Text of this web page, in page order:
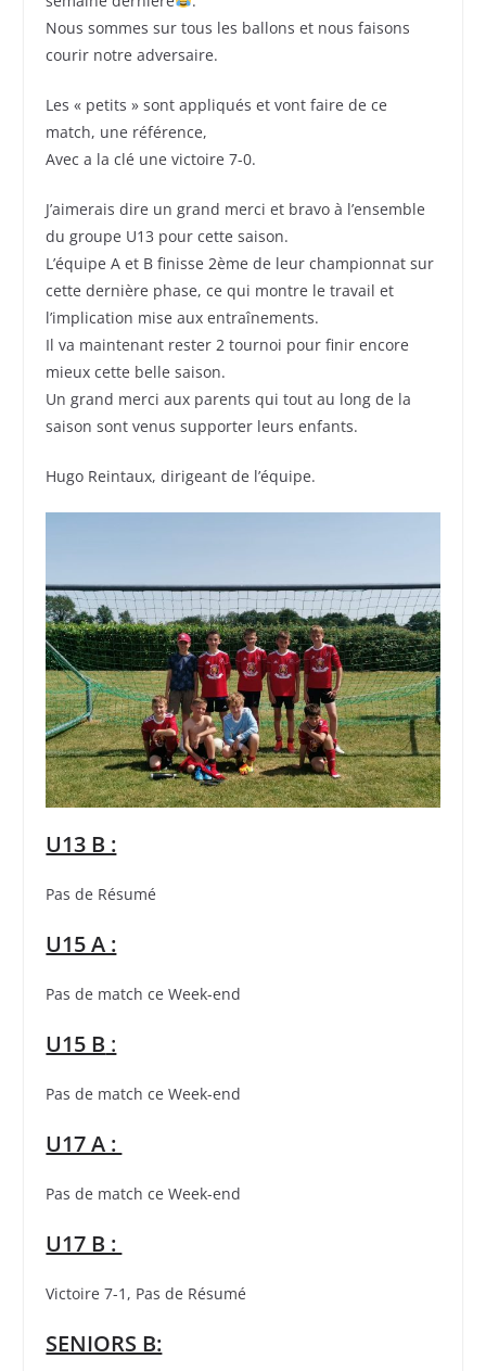
Nous sommes sur tous les ballons et nous faisons
courir notre adversaire.
Les « petits » sont appliqués et vont faire de ce
match, une référence,
Avec a la clé une victoire 7-0.
J’aimerais dire un grand merci et bravo à l’ensemble
du groupe U13 pour cette saison.
L’équipe A et B finisse 2ème de leur championnat sur
cette dernière phase, ce qui montre le travail et
l’implication mise aux entraînements.
Il va maintenant rester 2 tournoi pour finir encore
mieux cette belle saison.
Un grand merci aux parents qui tout au long de la
saison sont venus supporter leurs enfants.
Hugo Reintaux, dirigeant de l’équipe.
U13 B :
Pas de Résumé
U15 A :
Pas de match ce Week-end
U15 B :
Pas de match ce Week-end
U17 A :
Pas de match ce Week-end
U17 B :
Victoire 7-1, Pas de Résumé
SENIORS B: